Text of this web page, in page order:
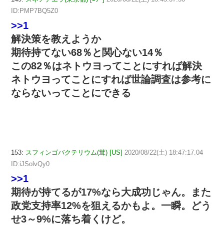
ID:PMP7BQ5Z0
>>1
解決策を教えようか
期待持てない68％と関心ない14％
この82％はネトウヨってことにすれば解決
ネトウヨってことにすれば世論調査は参考に
ならないってことにできる
153: スフィンゴバクテリウム(茸) [US] 2020/08/22(土) 18:47:17.04
ID:iJSolvQy0
>>1
期待が持てるが17%なら大成功じゃん。また
政党支持率12%を狙えるかもよ。一瞬。どう
せ3～9%に落ち着くけど。